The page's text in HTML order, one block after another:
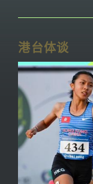
港台体谈